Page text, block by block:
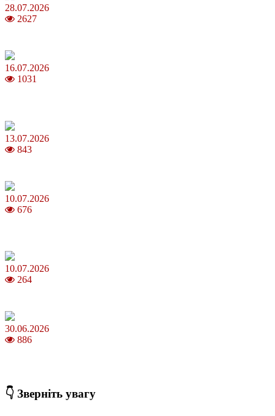
28.07.2026
2627
16.07.2026
1031
13.07.2026
843
10.07.2026
676
10.07.2026
264
30.06.2026
886
👇 Зверніть увагу